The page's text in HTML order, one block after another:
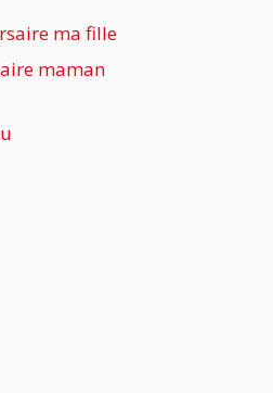
ma fille
maman